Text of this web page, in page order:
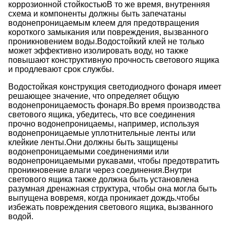
коррозионной стойкостьюВ то же время, внутренняя
схема и компоненты должны быть запечатаны
водонепроницаемым клеем для предотвращения
короткого замыкания или повреждения, вызванного
проникновением воды.Водостойкий клей не только
может эффективно изолировать воду, но также
повышают конструктивную прочность светового ящика
и продлевают срок службы.
Водостойкая конструкция светодиодного фонаря имеет
решающее значение, что определяет общую
водонепроницаемость фонаря.Во время производства
светового ящика, убедитесь, что все соединения
прочно водонепроницаемы, например, используя
водонепроницаемые уплотнительные ленты или
клейкие ленты.Они должны быть защищены
водонепроницаемыми соединениями или
водонепроницаемыми рукавами, чтобы предотвратить
проникновение влаги через соединения.Внутри
светового ящика также должна быть установлена
разумная дренажная структура, чтобы она могла быть
выпущена вовремя, когда проникает дождь.чтобы
избежать повреждения светового ящика, вызванного
водой.